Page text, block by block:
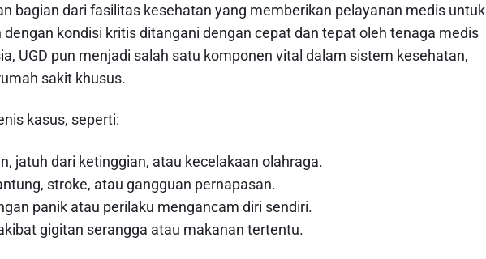
bagian dari fasilitas kesehatan yang memberikan pelayanan medis untuk
dengan kondisi kritis ditangani dengan cepat dan tepat oleh tenaga medis
UGD pun menjadi salah satu komponen vital dalam sistem kesehatan,
sakit khusus.
kasus, seperti:
jatuh dari ketinggian, atau kecelakaan olahraga.
stroke, atau gangguan pernapasan.
panik atau perilaku mengancam diri sendiri.
gigitan serangga atau makanan tertentu.